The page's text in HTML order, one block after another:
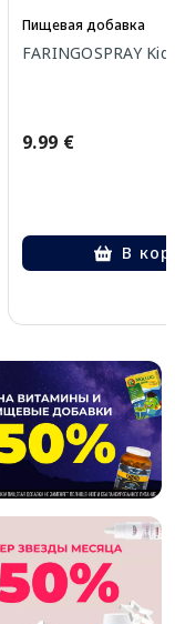
Пищевая добавка
FARINGOSPRAY
9.99 €
В